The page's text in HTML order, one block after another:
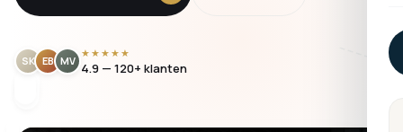
SK EB MV
★★★★★
4.9 — 120+ klanten